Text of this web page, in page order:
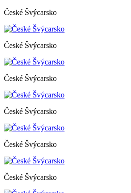
České Švýcarsko
České Švýcarsko
České Švýcarsko
České Švýcarsko
České Švýcarsko
České Švýcarsko